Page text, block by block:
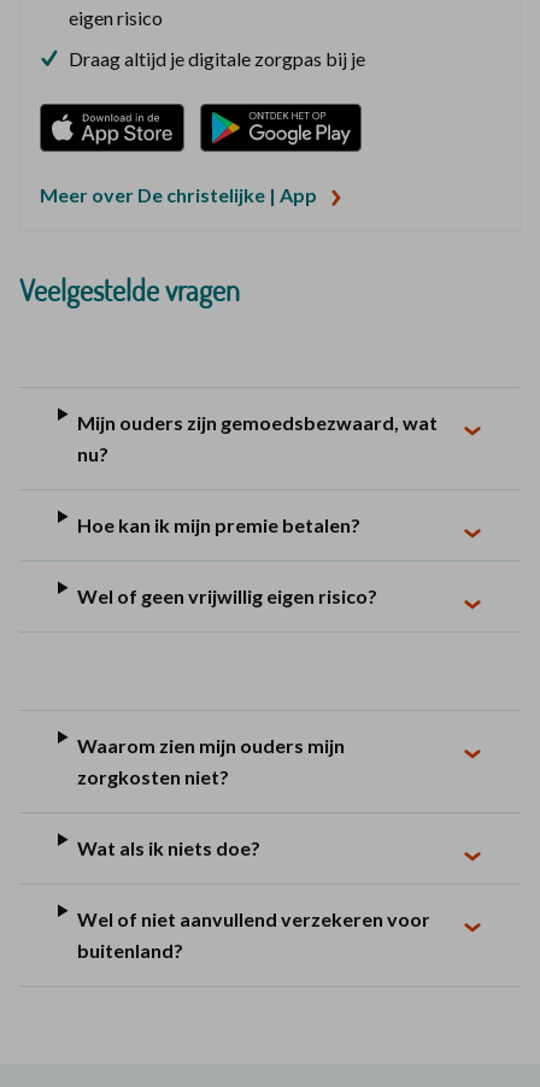
eigen risico
Draag altijd je digitale zorgpas bij je
Download in de App StoreOntdek het op Google Play
Meer over De christelijke | App
Veelgestelde vragen
Mijn ouders zijn gemoedsbezwaard, wat
nu?
Hoe kan ik mijn premie betalen?
Wel of geen vrijwillig eigen risico?
Waarom zien mijn ouders mijn
zorgkosten niet?
Wat als ik niets doe?
Wel of niet aanvullend verzekeren voor
buitenland?